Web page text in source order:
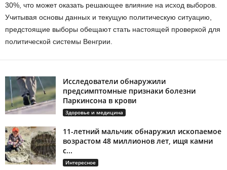
30%, что может оказать решающее влияние на исход выборов.
Учитывая основы данных и текущую политическую ситуацию,
предстоящие выборы обещают стать настоящей проверкой для
политической системы Венгрии.
Исследователи обнаружили
предсимптомные признаки болезни
Паркинсона в крови
Здоровье и медицина
11-летний мальчик обнаружил ископаемое
возрастом 48 миллионов лет, ищя камни
с...
Интересное